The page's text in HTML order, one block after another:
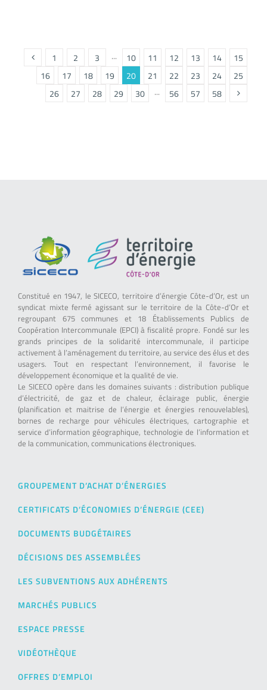
1 2 3 ··· 10 11 12 13 14
15
16
17 18 19 20 21 22 23 24
25
26
27 28 29 30 ··· 56 57 58
Constitué en 1947, le SICECO, territoire d’énergie Côte-d’Or, est un
syndicat mixte fermé agissant sur le territoire de la Côte-d’Or et
regroupant 675 communes et 18 Établissements Publics de
Coopération Intercommunale (EPCI) à fiscalité propre. Fondé sur les
grands principes de la solidarité intercommunale, il participe
activement à l’aménagement du territoire, au service des élus et des
usagers. Tout en respectant l’environnement, il favorise le
développement économique et la qualité de vie.
Le SICECO opère dans les domaines suivants : distribution publique
d’électricité, de gaz et de chaleur, éclairage public, énergie
(planification et maitrise de l’énergie et énergies renouvelables),
bornes de recharge pour véhicules électriques, cartographie et
service d’information géographique, technologie de l’information et
de la communication, communications électroniques.
GROUPEMENT D’ACHAT D’ÉNERGIES
CERTIFICATS D’ÉCONOMIES D’ÉNERGIE (CEE)
DOCUMENTS BUDGÉTAIRES
DÉCISIONS DES ASSEMBLÉES
LES SUBVENTIONS AUX ADHÉRENTS
MARCHÉS PUBLICS
ESPACE PRESSE
VIDÉOTHÈQUE
OFFRES D’EMPLOI